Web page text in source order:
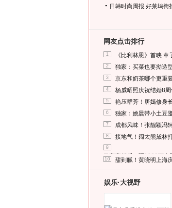
日韩时尚周报 好莱坞街
网友点击排行
1 《比利林恩》首映
2 独家：买菜也要拗造
3 京东和奶茶哪个更重
4 杨威晒照庆祝结婚8
5 艳压群芳！唐嫣修身
6 独家：姚晨带小土豆
7 成都风味！张靓颖冯
8 接地气！阔太熊黛林
9
马蓉离婚后，砸1000万人
10 甜到腻！黄晓明上海
娱乐·大视野